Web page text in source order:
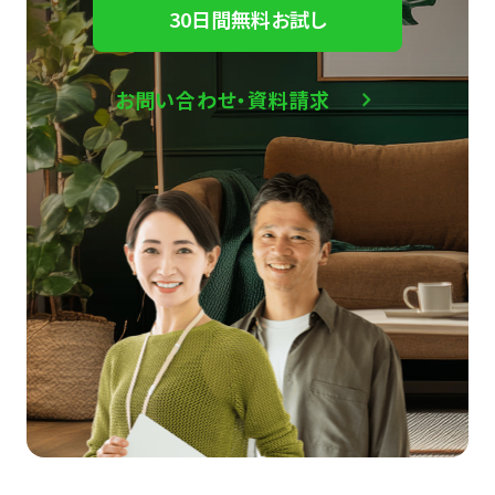
30日間無料お試し
お問い合わせ・資料請求